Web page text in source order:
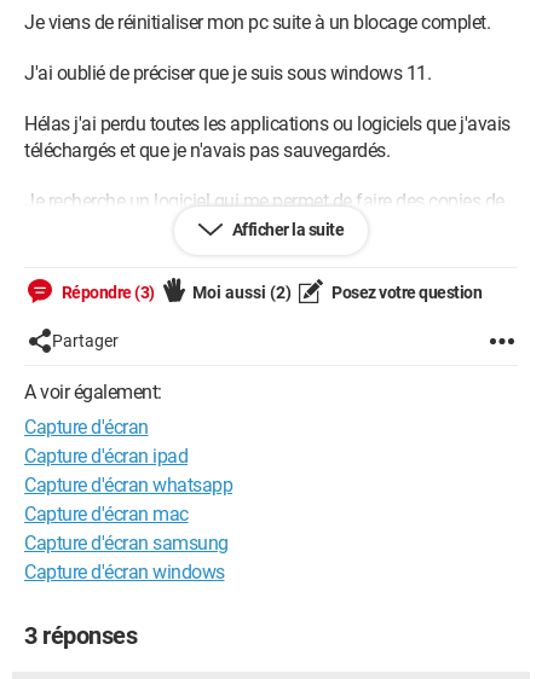
Je viens de réinitialiser mon pc suite à un blocage complet.
J'ai oublié de préciser que je suis sous windows 11.
Hélas j'ai perdu toutes les applications ou logiciels que j'avais
téléchargés et que je n'avais pas sauvegardés.
Je recherche un logiciel qui me permet de faire des copies de
parties de documents ou autres pour les imprimer .....
Pouvez-vous m'en conseiller un, de préférence gratuit et en
français, naturellement lollll
Merci d'avance
Afficher la suite
Répondre (3) Moi aussi (2) Posez votre question
Partager
A voir également:
Capture d'écran
Capture d'écran ipad
Capture d'écran whatsapp
Capture d'écran mac
Capture d'écran samsung
Capture d'écran windows
3 réponses